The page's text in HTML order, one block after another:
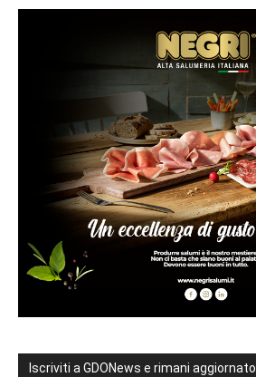
Iscriviti a GDONews e rimani aggiornato